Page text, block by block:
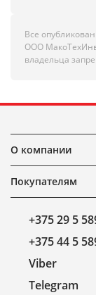
Все
ООО
владельца
О компании
Покупателям
+375 29 5
+375 44 5
Viber
Telegram